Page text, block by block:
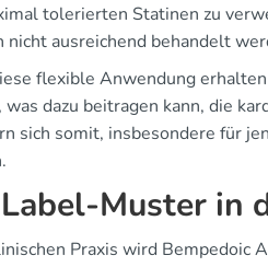
tolerierten Statinen zu
nicht ausreichend behandelt
flexible Anwendung
was dazu beitragen kann, die
sich somit, insbesondere für
Muster in
Praxis wird Bempedoic